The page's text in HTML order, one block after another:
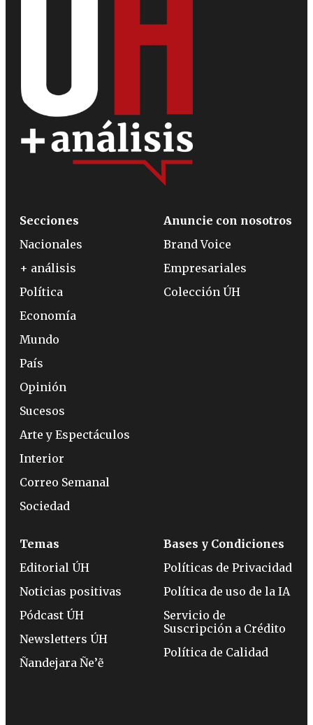
Secciones
Nacionales
+ análisis
Política
Economía
Mundo
País
Opinión
Sucesos
Arte y Espectáculos
Interior
Correo Semanal
Sociedad
Anuncie con nosotros
Brand Voice
Empresariales
Colección ÚH
Temas
Editorial ÚH
Noticias positivas
Pódcast ÚH
Newsletters ÚH
Ñandejara Ñe’ẽ
Bases y Condiciones
Políticas de Privacidad
Política de uso de la IA
Servicio de
Suscripción a Crédito
Política de Calidad